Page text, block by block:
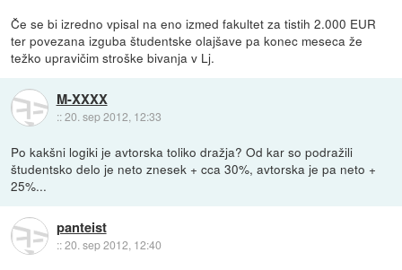
Če se bi izredno vpisal na eno izmed fakultet za tistih 2.000 EUR
ter povezana izguba študentske olajšave pa konec meseca že
težko upravičim stroške bivanja v Lj.
M-XXXX
::20. sep 2012, 12:33
Po kakšni logiki je avtorska toliko dražja? Od kar so podražili
študentsko delo je neto znesek + cca 30%, avtorska je pa neto +
25%...
panteist
::20. sep 2012, 12:40